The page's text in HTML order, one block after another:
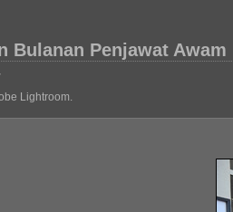
Bulanan Penjawat Awam
Lightroom.